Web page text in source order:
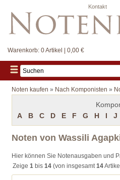
Kontakt
Warenkorb: 0 Artikel | 0,00 €
Noten kaufen » Nach Komponisten »
A
B C D E F G H I J
Noten von Wassili
Hier können Sie Notenausgaben und
Zeige 1 bis 14 (von insgesamt14